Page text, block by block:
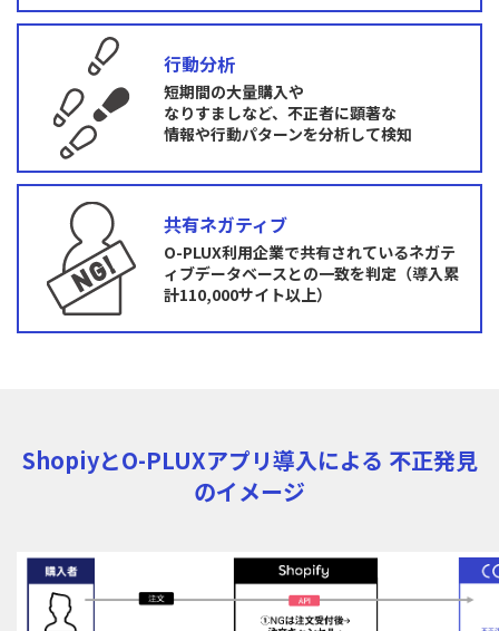
行動分析
短期間の大量購入や
なりすましなど、不正者に顕著な
情報や行動パターンを分析して検知
共有ネガティブ
O-PLUX利用企業で共有されているネガテ
ィブデータベースとの一致を判定（導入累
計110,000サイト以上）
ShopiyとO-PLUXアプリ導入による 不正発見
のイメージ